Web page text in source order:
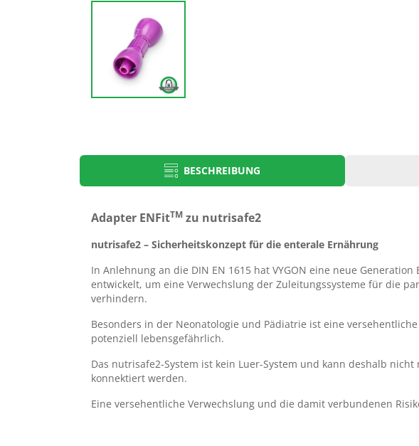
BESCHREIBUNG
Produkt-Typbezeichnung
Anwenderbroschuere Nutrisafe 2
Auf unserem Portal für Gebrauchsanweisungen erhalten Sie nach
Eingabe der Artikelnummer und Chargennummer die dem Produkt
Gebrauchsanweisung
Adapter ENFitTM zu nutrisafe2
nutrisafe2 – Sicherheitskonzept für die enterale Ernährung
In Anlehnung an die DIN EN 1615 hat VYGON eine neue
entwickelt, um eine Verwechslung der Zuleitungssysteme für die
verhindern.
Besonders in der Neonatologie und Pädiatrie ist eine
potenziell lebensgefährlich.
Das nutrisafe2-System ist kein Luer-System und kann deshalb
konnektiert werden.
Eine versehentliche Verwechslung und die damit verbundenen